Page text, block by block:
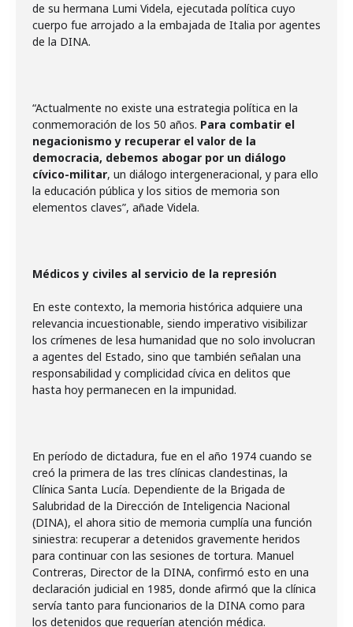
de su hermana Lumi Videla, ejecutada política cuyo
cuerpo fue arrojado a la embajada de Italia por agentes
de la DINA.
“Actualmente no existe una estrategia política en la
conmemoración de los 50 años. Para combatir el
negacionismo y recuperar el valor de la
democracia, debemos abogar por un diálogo
cívico-militar, un diálogo intergeneracional, y para ello
la educación pública y los sitios de memoria son
elementos claves”, añade Videla.
Médicos y civiles al servicio de la represión
En este contexto, la memoria histórica adquiere una
relevancia incuestionable, siendo imperativo visibilizar
los crímenes de lesa humanidad que no solo involucran
a agentes del Estado, sino que también señalan una
responsabilidad y complicidad cívica en delitos que
hasta hoy permanecen en la impunidad.
En período de dictadura, fue en el año 1974 cuando se
creó la primera de las tres clínicas clandestinas, la
Clínica Santa Lucía. Dependiente de la Brigada de
Salubridad de la Dirección de Inteligencia Nacional
(DINA), el ahora sitio de memoria cumplía una función
siniestra: recuperar a detenidos gravemente heridos
para continuar con las sesiones de tortura. Manuel
Contreras, Director de la DINA, confirmó esto en una
declaración judicial en 1985, donde afirmó que la clínica
servía tanto para funcionarios de la DINA como para
los detenidos que requerían atención médica.